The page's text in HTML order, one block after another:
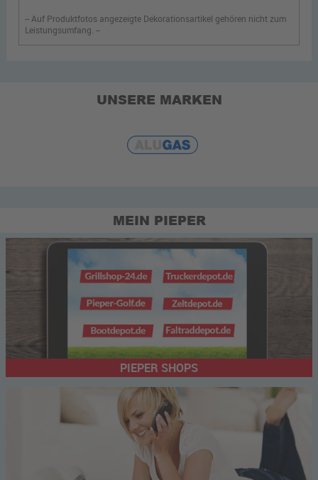
-- Auf Produktfotos angezeigte Dekorationsartikel gehören nicht zum
Leistungsumfang. --
UNSERE MARKEN
MEIN PIEPER
PIEPER SHOPS